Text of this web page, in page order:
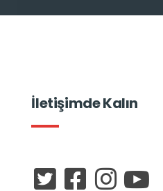
İletişimde Kalın